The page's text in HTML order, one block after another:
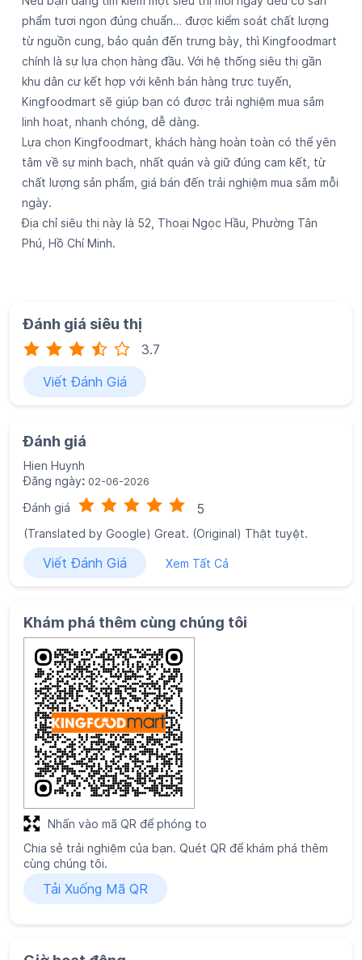
phẩm tươi ngon đúng chuẩn… được kiểm soát chất lượng
từ nguồn cung, bảo quản đến trưng bày, thì Kingfoodmart
chính là sự lựa chọn hàng đầu. Với hệ thống siêu thị gần
khu dân cư kết hợp với kênh bán hàng trực tuyến,
Kingfoodmart sẽ giúp bạn có được trải nghiệm mua sắm
linh hoạt, nhanh chóng, dễ dàng.
Lựa chọn Kingfoodmart, khách hàng hoàn toàn có thể yên
tâm về sự minh bạch, nhất quán và giữ đúng cam kết, từ
chất lượng sản phẩm, giá bán đến trải nghiệm mua sắm mỗi
ngày.
Địa chỉ siêu thị này là 52, Thoại Ngọc Hầu, Phường Tân
Phú, Hồ Chí Minh.
Đánh giá siêu thị
3.7
Viết Đánh Giá
Đánh giá
Hien Huynh
Đăng ngày: 02-06-2026
Đánh giá 5
(Translated by Google) Great. (Original) Thật tuyệt.
Viết Đánh Giá Xem Tất Cả
Khám phá thêm cùng chúng tôi
Chia sẻ trải nghiệm của bạn. Quét QR để khám phá thêm
cùng chúng tôi.
Tải Xuống Mã QR
Nhấn vào mã QR để phóng to